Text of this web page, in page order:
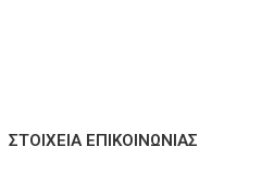
ΣΤΟΙΧΕΊΑ ΕΠΙΚΟΙΝΩΝΊΑΣ